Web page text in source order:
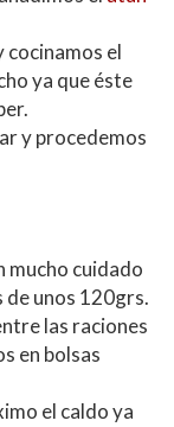
cocinamos el
ya que éste
y procedemos
mucho cuidado
de unos 120grs.
las raciones
en bolsas
el caldo ya